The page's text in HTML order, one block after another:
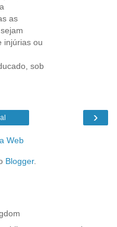
as
injúrias ou
sob
›
Web
Blogger.